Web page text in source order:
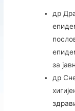
др
за
др